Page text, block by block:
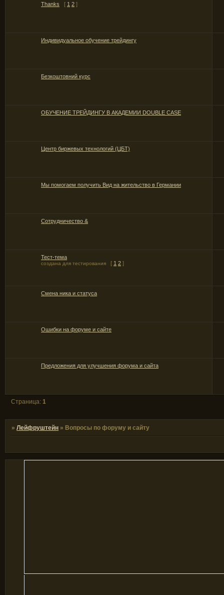
Thanks [ 1 2 ]
Индивидуальное обучение трейдингу
Безкоштовний курс
ОБУЧЕНИЕ ТРЕЙДИНГУ В АКАДЕМИИ DOUBLE CASE
Центр биржевых технологий (ЦБТ)
Мы помогаем получить Вид на жительство в Германии
Сотрудничество &
Тест-тема
создана для тестирования [ 1 2 ]
Смена ника и статуса
Ошибки на форуме и сайте
Предложения для улучшения форума и сайта
Страница: 1
»Лейфруштейн » Вопросы по форуму и сайту